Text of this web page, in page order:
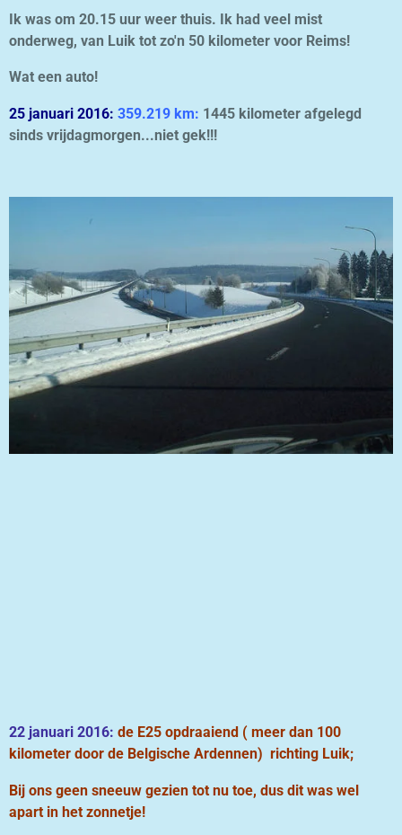
Ik was om 20.15 uur weer thuis. Ik had veel mist
onderweg, van Luik tot zo'n 50 kilometer voor Reims!
Wat een auto!
25 januari 2016: 359.219 km: 1445 kilometer afgelegd
sinds vrijdagmorgen...niet gek!!!
22 januari 2016: de E25 opdraaiend ( meer dan 100
kilometer door de Belgische Ardennen) richting Luik;
Bij ons geen sneeuw gezien tot nu toe, dus dit was wel
apart in het zonnetje!